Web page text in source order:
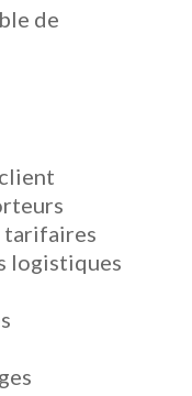
de
tarifaires
logistiques